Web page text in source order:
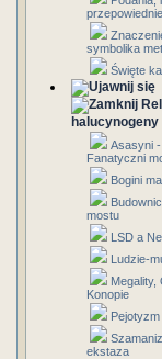
przepowiednie
symbolika
Święte
halucynogeny
Asasyni -
Fanatyczni
Bogini
mostu
LSD a
Ludzie-
Megality,
Konopie
Pejotyzm
ekstaza